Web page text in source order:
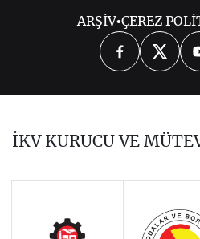
2026 2025
2023
ARŞİV•ÇEREZ
İKV KURUCU VE